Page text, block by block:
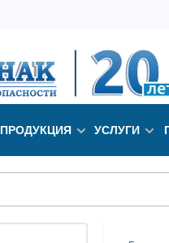
ПРОДУКЦИЯ УСЛУГИ